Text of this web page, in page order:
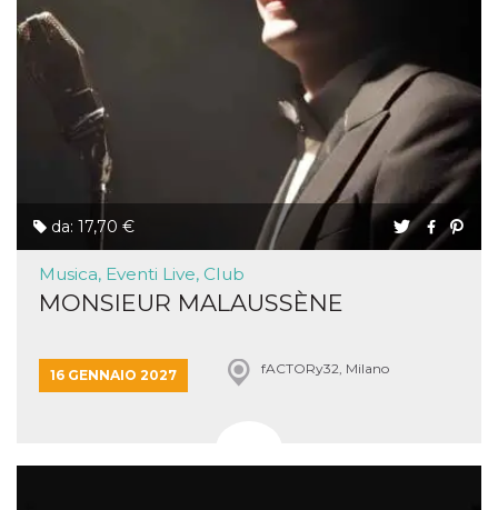
da: 17,70 €
Musica, Eventi Live, Club
MONSIEUR MALAUSSÈNE
16 GENNAIO 2027 fACTORy32, Milano